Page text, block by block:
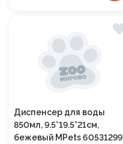
Диспенсер для воды
850мл, 9.5*19.5*21см,
бежевый MPets 60531299